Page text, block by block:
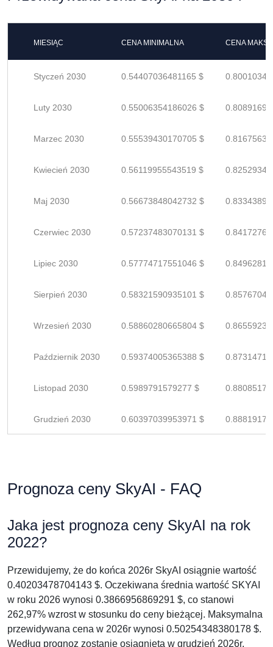
MIESIĄC CENA MINIMALNA CENA
Styczeń 2030 0.54407036481165 $
Luty 2030 0.55006354186026 $
Marzec 2030 0.55539430170705 $
Kwiecień 2030 0.56119955543519 $
Maj 2030 0.56673848042732 $
Czerwiec 2030 0.57237483070131 $
Lipiec 2030 0.57774717551046 $
Sierpień 2030 0.58321590935101 $
Wrzesień 2030 0.58860280665804 $
Październik 2030 0.59374005365388 $
Listopad 2030 0.5989791579277 $
Grudzień 2030 0.60397039953971 $
Prognoza ceny SkyAI - FAQ
Jaka jest prognoza ceny SkyAI na rok
2022?
Przewidujemy, że do końca 2026r SkyAI osiągnie wartość
0.40203478704143 $. Oczekiwana średnia wartość SKYAI
w roku 2026 wynosi 0.3866956869291 $, co stanowi
262,97% wzrost w stosunku do ceny bieżącej. Maksymalna
przewidywana cena w 2026r wynosi 0.50254348380178 $.
Według prognoz zostanie osiągnięta w grudzień 2026r.